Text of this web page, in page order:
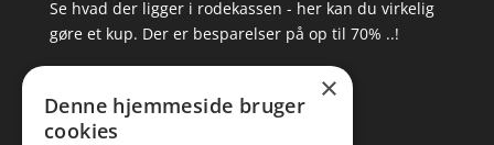
Se hvad der ligger i rodekassen - her kan du virkelig
gøre et kup. Der er besparelser på op til 70% ..!
×
Denne hjemmeside bruger
cookies